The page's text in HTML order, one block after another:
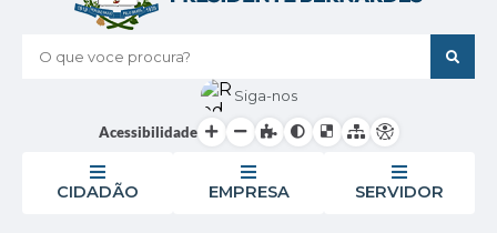
O que voce procura?
Siga-nos
Acessibilidade
CIDADÃO EMPRESA SERVIDOR